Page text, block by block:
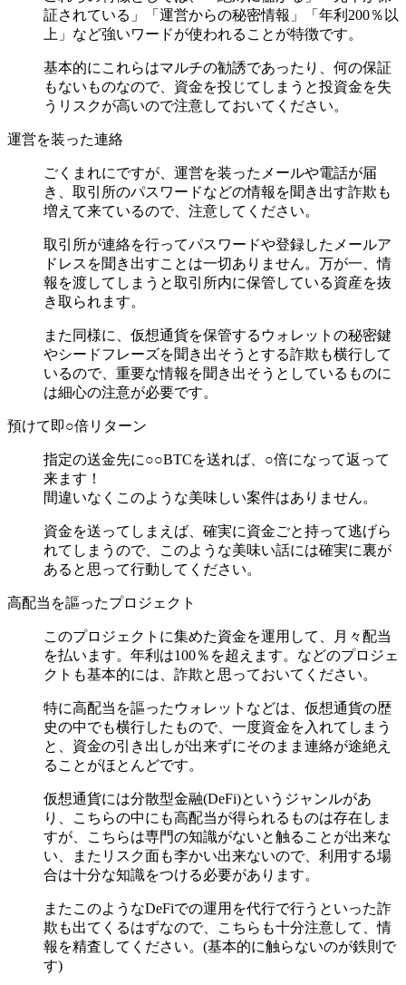
証されている」「運営からの秘密情報」「年利200％以
上」など強いワードが使われることが特徴です。
基本的にこれらはマルチの勧誘であったり、何の保証
もないものなので、資金を投じてしまうと投資金を失
うリスクが高いので注意しておいてください。
運営を装った連絡
ごくまれにですが、運営を装ったメールや電話が届
き、取引所のパスワードなどの情報を聞き出す詐欺も
増えて来ているので、注意してください。
取引所が連絡を行ってパスワードや登録したメールア
ドレスを聞き出すことは一切ありません。万が一、情
報を渡してしまうと取引所内に保管している資産を抜
き取られます。
また同様に、仮想通貨を保管するウォレットの秘密鍵
やシードフレーズを聞き出そうとする詐欺も横行して
いるので、重要な情報を聞き出そうとしているものに
は細心の注意が必要です。
預けて即○倍リターン
指定の送金先に○○BTCを送れば、○倍になって返って
来ます！
間違いなくこのような美味しい案件はありません。
資金を送ってしまえば、確実に資金ごと持って逃げら
れてしまうので、このような美味い話には確実に裏が
あると思って行動してください。
高配当を謳ったプロジェクト
このプロジェクトに集めた資金を運用して、月々配当
を払います。年利は100％を超えます。などのプロジェ
クトも基本的には、詐欺と思っておいてください。
特に高配当を謳ったウォレットなどは、仮想通貨の歴
史の中でも横行したもので、一度資金を入れてしまう
と、資金の引き出しが出来ずにそのまま連絡が途絶え
ることがほとんどです。
仮想通貨には分散型金融(DeFi)というジャンルがあ
り、こちらの中にも高配当が得られるものは存在しま
すが、こちらは専門の知識がないと触ることが出来な
い、またリスク面も李かい出来ないので、利用する場
合は十分な知識をつける必要があります。
またこのようなDeFiでの運用を代行で行うといった詐
欺も出てくるはずなので、こちらも十分注意して、情
報を精査してください。(基本的に触らないのが鉄則で
す)